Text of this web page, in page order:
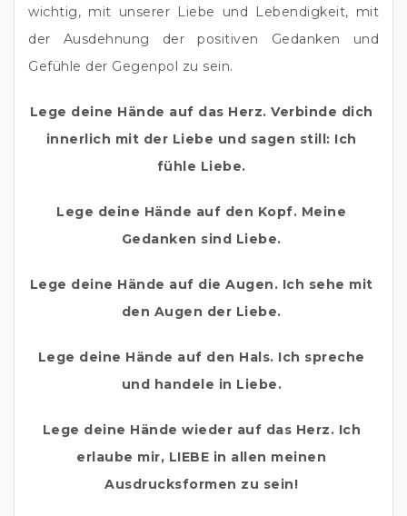
wichtig, mit unserer Liebe und Lebendigkeit, mit
der Ausdehnung der positiven Gedanken und
Gefühle der Gegenpol zu sein.
Lege deine Hände auf das Herz. Verbinde dich
innerlich mit der Liebe und sagen still: Ich
fühle Liebe.
Lege deine Hände auf den Kopf. Meine
Gedanken sind Liebe.
Lege deine Hände auf die Augen. Ich sehe mit
den Augen der Liebe.
Lege deine Hände auf den Hals. Ich spreche
und handele in Liebe.
Lege deine Hände wieder auf das Herz. Ich
erlaube mir, LIEBE in allen meinen
Ausdrucksformen zu sein!